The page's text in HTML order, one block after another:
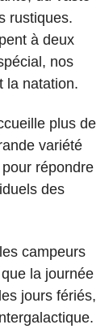
rustiques.
à deux
nos
la natation.
plus de
variété
répondre
des
campeurs
la journée
jours fériés,